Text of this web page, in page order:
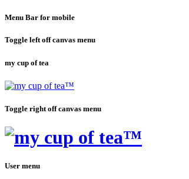
Menu Bar for mobile
Toggle left off canvas menu
my cup of tea
Toggle right off canvas menu
User menu